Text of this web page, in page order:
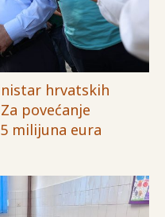
hrvatskih
povećanje
milijuna eura